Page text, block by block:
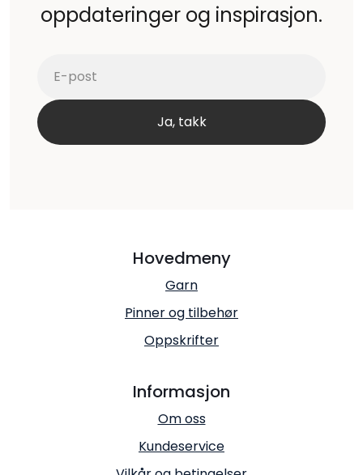
oppdateringer og inspirasjon.
Hovedmeny
Garn
Pinner og tilbehør
Oppskrifter
Informasjon
Om oss
Kundeservice